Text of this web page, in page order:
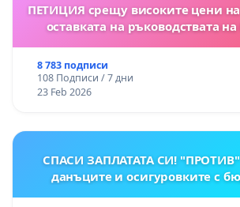
ПЕТИЦИЯ срещу високите цени на тока - искаме
оставката на ръководствата
8 783 подписи
108 Подписи / 7 дни
23 Feb 2026
СПАСИ ЗАПЛАТАТА СИ! "ПРОТИВ"
данъците и осигуровките с